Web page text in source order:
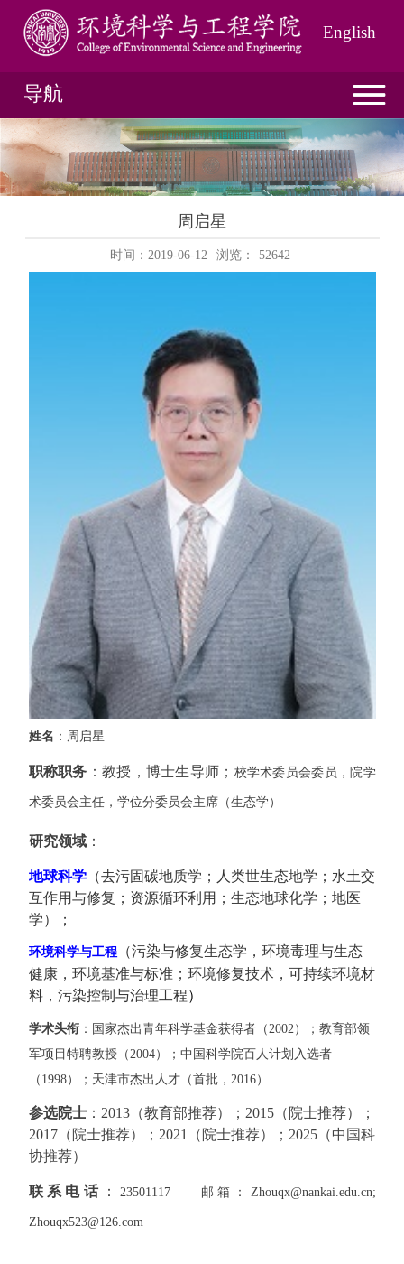
English
导航
周启星
时间：2019-06-12 浏览： 52642
姓名 ：周启星
职称职务 ：教授，博士生导师； 校学术委员会委员，院学
术委员会主任，学位分委员会主席（生态学）
研究领域：
地球科学（去污固碳地质学；人类世生态地学；水土交
互作用与修复；资源循环利用；生态地球化学；地医
学）；
环境科学与工程（污染与修复生态学，环境毒理与生态
健康，环境基准与标准；环境修复技术，可持续环境材
料，污染控制与治理工程）
学术头衔： 国家杰出青年科学基金获得者（2002）；教育部领
军项目特聘教授（2004）；中国科学院百人计划入选者
（1998）；天津市杰出人才（首批，2016）
参选院士： 2013（教育部推荐）； 2015（院士推荐）；
2017（院士推荐）； 2021 （院士推荐）； 2025（中国科
协推荐）
联系电话 ： 23501117 邮箱：Zhouqx@nankai.edu.cn;
Zhouqx523@126.com